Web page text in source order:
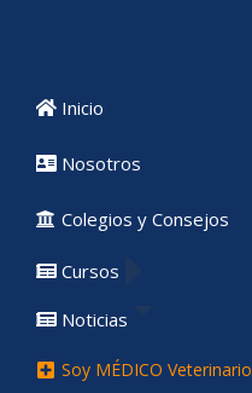
Inicio
Nosotros
Colegios y Consejos
Cursos
Noticias
Soy MÉDICO Veterinario